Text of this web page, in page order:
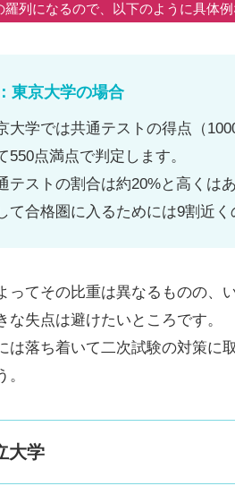
羅列になるので、以下のように具体
東京大学の場合
大学では共通テストの得点（
550点満点で判定します。
テストの割合は約20%と高くは
て合格圏に入るためには9割近く
ってその比重は異なるものの、
な失点は避けたいところです。
は落ち着いて二次試験の対策に
。
大学